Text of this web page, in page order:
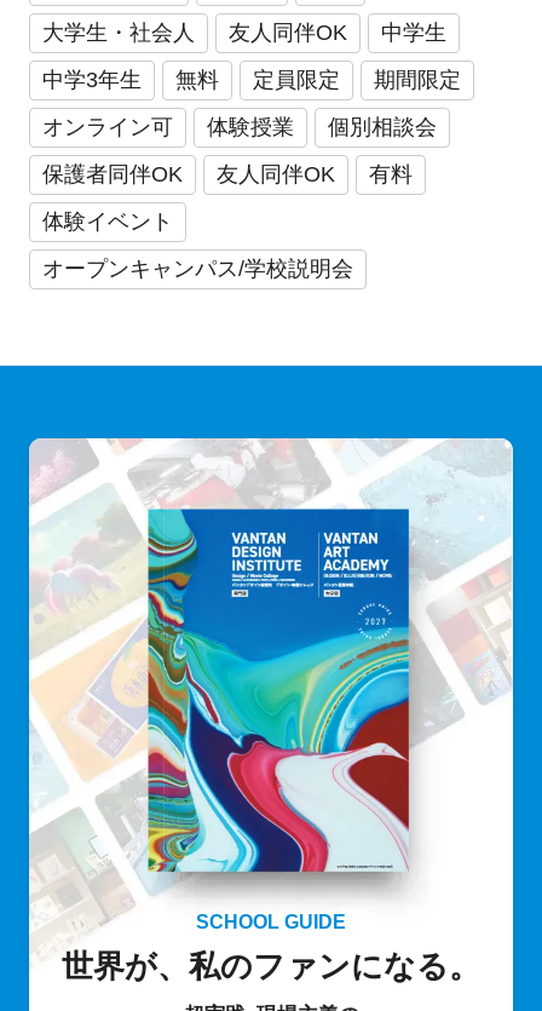
大学生・社会人
友人同伴OK
中学生
中学3年生
無料 定員限定
期間限定
オンライン可
体験授業
個別相談会
保護者同伴OK
友人同伴OK
有料
体験イベント
オープンキャンパス/学校説明会
SCHOOL GUIDE
世界が、私のファンになる。